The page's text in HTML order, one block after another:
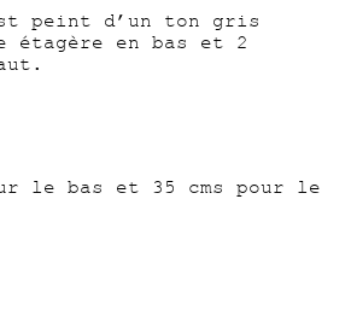
peint d’un ton gris
étagère en bas et 2
le bas et 35 cms pour le